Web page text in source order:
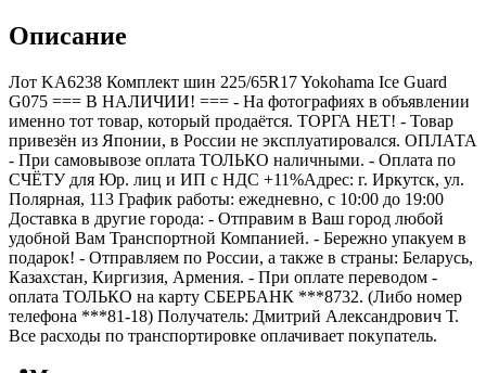
Описание
Лот KA6238 Комплект шин 225/65R17 Yokohama Ice Guard
G075 === B НАЛИЧИИ! === - На фотографиях в объявлении
именно тот товар, который продаётся. ТОРГА НЕТ! - Товар
привезён из Японии, в России не эксплуатировался. ОПЛАТА
- При самовывозе оплата ТОЛЬКО наличными. - Оплата по
СЧЁТУ для Юр. лиц и ИП с НДС +11%Адрес: г. Иркутск, ул.
Полярная, 113 График работы: ежедневно, с 10:00 до 19:00
Доставка в другие города: - Отправим в Ваш город любой
удобной Вам Транспортной Компанией. - Бережно упакуем в
подарок! - Отправляем по России, а также в страны: Беларусь,
Казахстан, Киргизия, Армения. - При оплате переводом -
оплата ТОЛЬКО на карту СБЕРБАНК ***8732. (Либо номер
телефона ***81-18) Получатель: Дмитрий Александрович Т.
Все расходы по транспортировке оплачивает покупатель.